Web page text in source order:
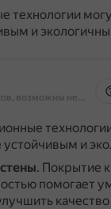
технологии
и
На основе источников, возможны неточности
устойчивым и
. Покрытие
помогает
качество